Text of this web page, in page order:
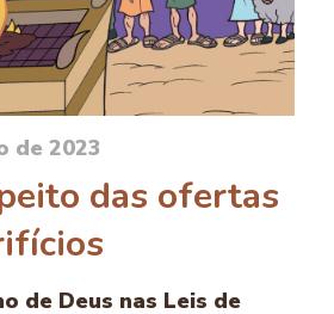
de 2023
das ofertas
de Deus nas Leis de